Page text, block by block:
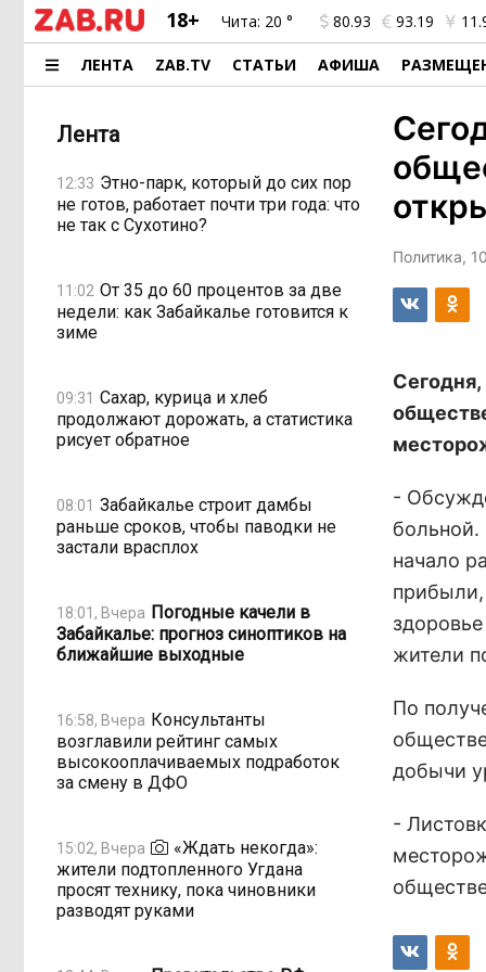
18+ Чита: 20 ° 80.93 93.19
ЛЕНТА ZAB.TV СТАТЬИ АФИША
Лента
12:33 Этно-парк, который до сих пор
не готов, работает почти три года: что
не так с Сухотино?
11:02 От 35 до 60 процентов за две
недели: как Забайкалье готовится к
зиме
09:31 Сахар, курица и хлеб
продолжают дорожать, а статистика
рисует обратное
08:01 Забайкалье строит дамбы
раньше сроков, чтобы паводки не
застали врасплох
18:01, Вчера Погодные качели в
Забайкалье: прогноз синоптиков на
ближайшие выходные
16:58, Вчера Консультанты
возглавили рейтинг самых
высокооплачиваемых подработок
за смену в ДФО
15:02, Вчера
«Ждать некогда»:
жители подтопленного Угдана
просят технику, пока чиновники
разводят руками
Политика,
Сегодня,
-
больной.
начало
жители
По
добычи
-